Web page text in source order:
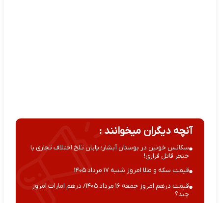
آنچه دیگران میخوانند :
سکانس خونین در بوستان آبشار؛ پایان تلخ اختلاف تجاری با
خنجر قاتل فراری!
قیمت سکه و طلا امروز شنبه ۱۷ مرداد ۱۴۰۵
قیمت درهم امروز جمعه ۱۶ مرداد ۱۴۰۵/ درهم امارات امروز
چند؟